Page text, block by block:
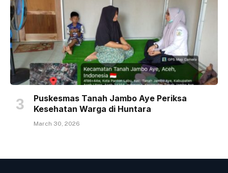
Puskesmas Tanah Jambo Aye Periksa
Kesehatan Warga di Huntara
March 30, 2026